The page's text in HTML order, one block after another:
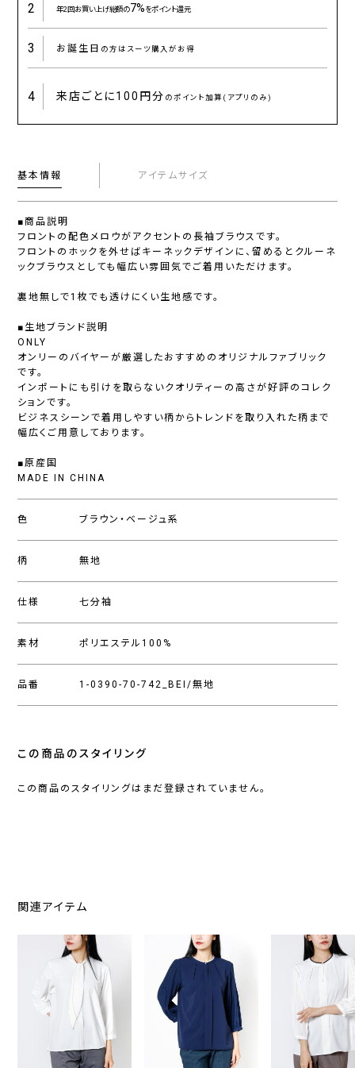
2 年2回お買い上げ総額の7%をポイント還元
3 お誕生日 の方はスーツ購入がお得
4 来店ごとに100円分 のポイント加算(アプリのみ)
基本情報 アイテムサイズ
■商品説明
フロントの配色メロウがアクセントの長袖ブラウスです。
フロントのホックを外せばキーネックデザインに、留めるとクルーネ
ックブラウスとしても幅広い雰囲気でご着用いただけます。
裏地無しで1枚でも透けにくい生地感です。
■生地ブランド説明
ONLY
オンリーのバイヤーが厳選したおすすめのオリジナルファブリック
です。
インポートにも引けを取らないクオリティーの高さが好評のコレク
ションです。
ビジネスシーンで着用しやすい柄からトレンドを取り入れた柄まで
幅広くご用意しております。
■原産国
MADE IN CHINA
色 ブラウン・ベージュ系
柄 無地
仕様 七分袖
素材 ポリエステル100%
品番 1-0390-70-742_BEI/無地
この商品のスタイリング
この商品のスタイリングはまだ登録されていません。
関連アイテム